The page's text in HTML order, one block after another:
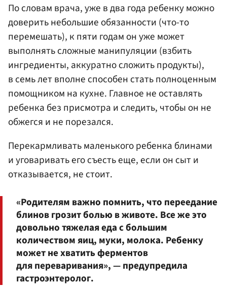
По словам врача, уже в два года ребенку можно
доверить небольшие обязанности (что-то
перемешать), к пяти годам он уже может
выполнять сложные манипуляции (взбить
ингредиенты, аккуратно сложить продукты),
в семь лет вполне способен стать полноценным
помощником на кухне. Главное не оставлять
ребенка без присмотра и следить, чтобы он не
обжегся и не порезался.
Перекармливать маленького ребенка блинами
и уговаривать его съесть еще, если он сыт и
отказывается, не стоит.
«Родителям важно помнить, что переедание
блинов грозит болью в животе. Все же это
довольно тяжелая еда с большим
количеством яиц, муки, молока. Ребенку
может не хватить ферментов
для переваривания», — предупредила
гастроэнтеролог.